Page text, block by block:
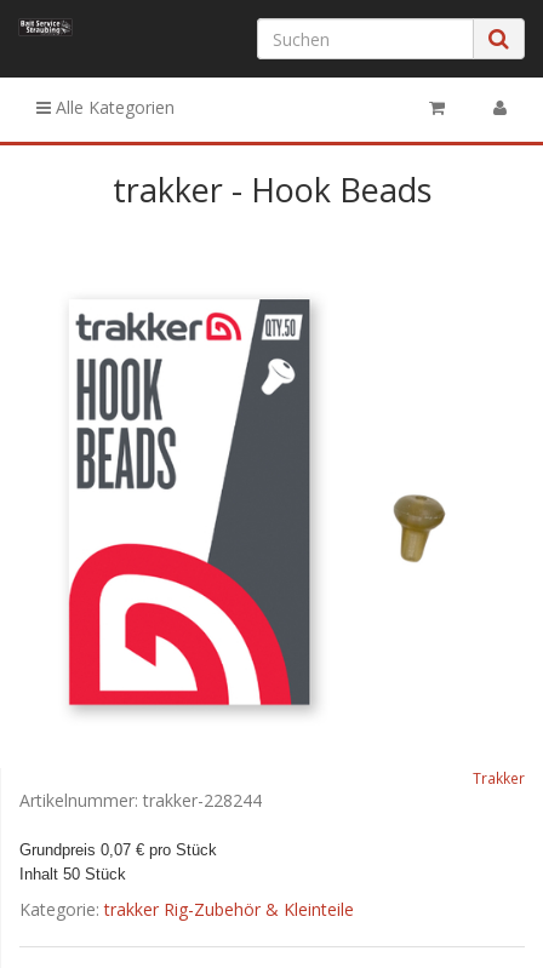
Alle Kategorien
trakker - Hook Beads
Trakker
Artikelnummer: trakker-228244
Grundpreis 0,07 € pro Stück
Inhalt 50 Stück
Kategorie:trakker Rig-Zubehör & Kleinteile